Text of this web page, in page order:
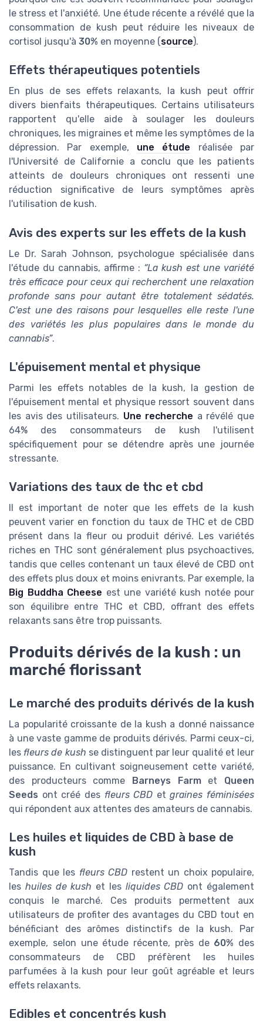
le stress et l'anxiété. Une étude récente a révélé que la
consommation de kush peut réduire les niveaux de
cortisol jusqu'à 30% en moyenne (source).
Effets thérapeutiques potentiels
En plus de ses effets relaxants, la kush peut offrir
divers bienfaits thérapeutiques. Certains utilisateurs
rapportent qu'elle aide à soulager les douleurs
chroniques, les migraines et même les symptômes de la
dépression. Par exemple, une étude réalisée par
l'Université de Californie a conclu que les patients
atteints de douleurs chroniques ont ressenti une
réduction significative de leurs symptômes après
l'utilisation de kush.
Avis des experts sur les effets de la kush
Le Dr. Sarah Johnson, psychologue spécialisée dans
l'étude du cannabis, affirme : “La kush est une variété
très efficace pour ceux qui recherchent une relaxation
profonde sans pour autant être totalement sédatés.
C'est une des raisons pour lesquelles elle reste l'une
des variétés les plus populaires dans le monde du
cannabis”.
L'épuisement mental et physique
Parmi les effets notables de la kush, la gestion de
l'épuisement mental et physique ressort souvent dans
les avis des utilisateurs. Une recherche a révélé que
64% des consommateurs de kush l'utilisent
spécifiquement pour se détendre après une journée
stressante.
Variations des taux de thc et cbd
Il est important de noter que les effets de la kush
peuvent varier en fonction du taux de THC et de CBD
présent dans la fleur ou produit dérivé. Les variétés
riches en THC sont généralement plus psychoactives,
tandis que celles contenant un taux élevé de CBD ont
des effets plus doux et moins enivrants. Par exemple, la
Big Buddha Cheese est une variété kush notée pour
son équilibre entre THC et CBD, offrant des effets
relaxants sans être trop puissants.
Produits dérivés de la kush : un
marché florissant
Le marché des produits dérivés de la kush
La popularité croissante de la kush a donné naissance
à une vaste gamme de produits dérivés. Parmi ceux-ci,
les fleurs de kush se distinguent par leur qualité et leur
puissance. En cultivant soigneusement cette variété,
des producteurs comme Barneys Farmet Queen
Seeds ont créé des fleurs CBD etgraines féminisées
qui répondent aux attentes des amateurs de cannabis.
Les huiles et liquides de CBD à base de
kush
Tandis que les fleurs CBD restent un choix populaire,
les huiles de kush et les liquides CBD ont également
conquis le marché. Ces produits permettent aux
utilisateurs de profiter des avantages du CBD tout en
bénéficiant des arômes distinctifs de la kush. Par
exemple, selon une étude récente, près de 60% des
consommateurs de CBD préfèrent les huiles
parfumées à la kush pour leur goût agréable et leurs
effets relaxants.
Edibles et concentrés kush